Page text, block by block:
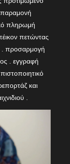
πληρωμή
πετώντας
. προσαρμογή
. εγγραφή
και
.